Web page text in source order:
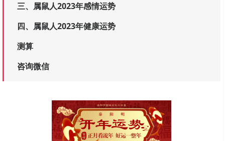
三、属鼠人2023年感情运势
四、属鼠人2023年健康运势
测算
咨询微信